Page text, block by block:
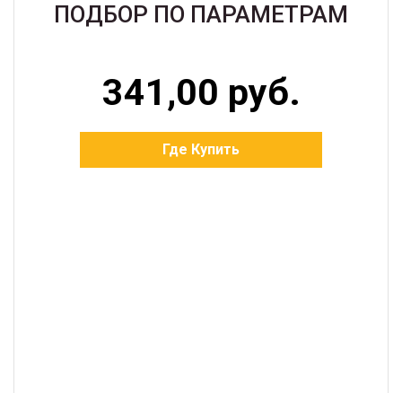
ПОДБОР ПО ПАРАМЕТРАМ
341,00 руб.
Где Купить